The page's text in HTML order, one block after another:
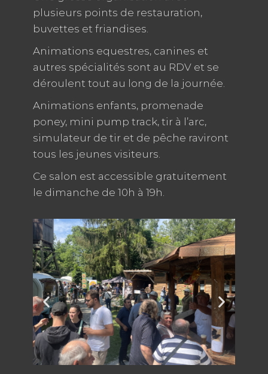
plusieurs points de restauration,
buvettes et friandises.
Animations equestres, canines et
autres spécialités sont au RDV et se
déroulent tout au long de la journée.
Animations enfants, promenade
poney, mini pump track, tir à l’arc,
simulateur de tir et de pêche raviront
tous les jeunes visiteurs.
Ce salon est accessible gratuitement
le dimanche de 10h à 19h.